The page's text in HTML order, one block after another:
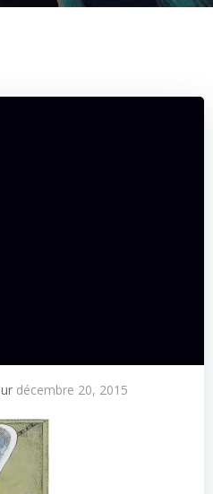
décembre 20, 2015